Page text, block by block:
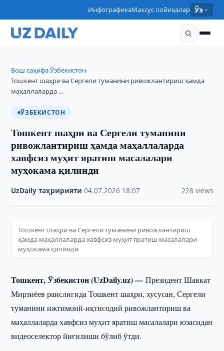
ИнфографикаМахсус лойиҳалар Ўз
Бош саҳифа›Ўзбекистон›
Тошкент шаҳри ва Сергели туманини ривожлантириш ҳамда
маҳаллаларда …
ЎЗБЕКИСТОН
Тошкент шаҳри ва Сергели туманини
ривожлантириш ҳамда маҳаллаларда
хавфсиз муҳит яратиш масалалари
муҳокама қилинди
UzDaily таҳририяти ·04.07.2026 18:07 228 views
Тошкент шаҳри ва Сергели туманини ривожлантириш
ҳамда маҳаллаларда хавфсиз муҳит яратиш масалалари
муҳокама қилинди
Тошкент, Ўзбекистон (UzDaily.uz) —Президент Шавкат
Мирзиёев раислигида Тошкент шаҳри, хусусан, Сергели
туманини ижтимоий-иқтисодий ривожлантириш ва
маҳаллаларда хавфсиз муҳит яратиш масалалари юзасидан
видеоселектор йиғилиши бўлиб ўтди.